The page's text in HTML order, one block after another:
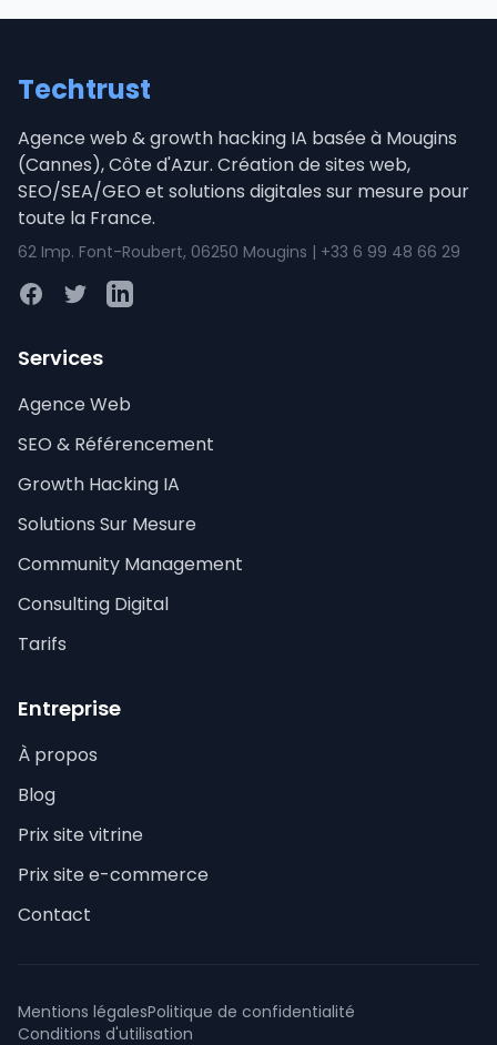
Techtrust
Agence web & growth hacking IA basée à Mougins
(Cannes), Côte d'Azur. Création de sites web,
SEO/SEA/GEO et solutions digitales sur mesure pour
toute la France.
62 Imp. Font-Roubert, 06250 Mougins | +33 6 99 48 66 29
FacebookTwitterLinkedIn
Services
Agence Web
SEO & Référencement
Growth Hacking IA
Solutions Sur Mesure
Community Management
Consulting Digital
Tarifs
Entreprise
À propos
Blog
Prix site vitrine
Prix site e-commerce
Contact
Mentions légalesPolitique de confidentialité
Conditions d'utilisation